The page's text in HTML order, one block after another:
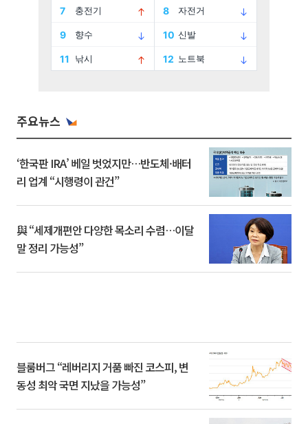
주요뉴스
‘한국판 IRA’ 베일 벗었지만…반도체·배터
리 업계 “시행령이 관건”
與 “세제개편안 다양한 목소리 수렴…이달
말 정리 가능성”
블룸버그 “레버리지 거품 빠진 코스피, 변
동성 최악 국면 지났을 가능성”